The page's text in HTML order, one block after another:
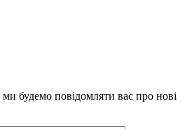
ми будемо повідомляти вас про нові